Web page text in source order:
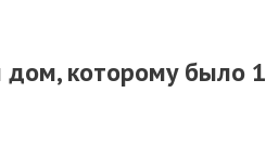
дом, которому было